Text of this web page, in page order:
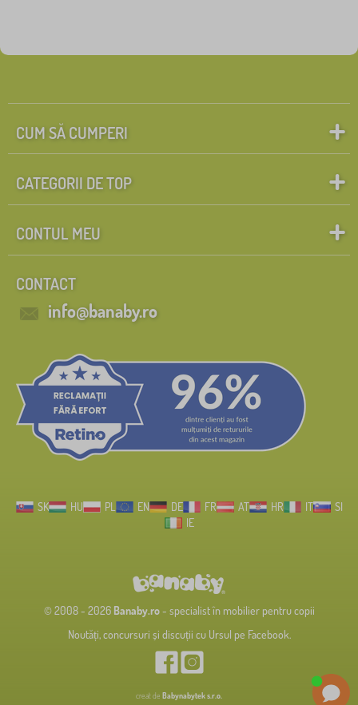
CUM SĂ CUMPERI
CATEGORII DE TOP
CONTUL MEU
CONTACT
info@banaby.ro
SK HU PL EN DE FR AT HR IT
SI
IE
© 2008 - 2026 Banaby.ro- specialist în mobilier pentru copii
Noutăți, concursuri și discuții cu Ursul pe Facebook.
creat de Babynabytek s.r.o.